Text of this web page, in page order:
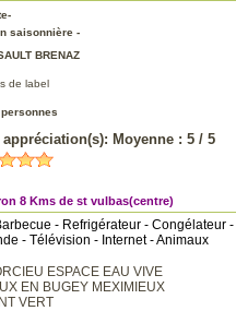
saisonnière -
BRENAZ
de label
personnes
appréciation(s): Moyenne : 5 / 5
8 Kms de st vulbas(centre)
- Refrigérateur - Congélateur -
- Télévision - Internet - Animaux
ESPACE EAU VIVE
EN BUGEY MEXIMIEUX
VERT